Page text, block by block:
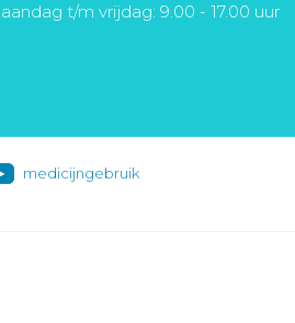
t/m vrijdag: 9.00 - 17.00 uur
medicijngebruik